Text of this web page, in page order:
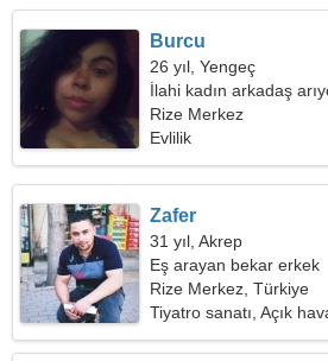
Burcu
26 yıl, Yengeç
İlahi kadın arkadaş
Rize Merkez
Evlilik
Zafer
31 yıl, Akrep
Eş arayan bekar erkek
Rize Merkez, Türkiye
Tiyatro sanatı, Açık